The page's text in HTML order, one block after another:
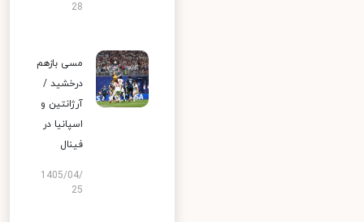
28
مسی بازهم
درخشید /
آرژانتین و
اسپانیا در
فینال
1405/04/
25